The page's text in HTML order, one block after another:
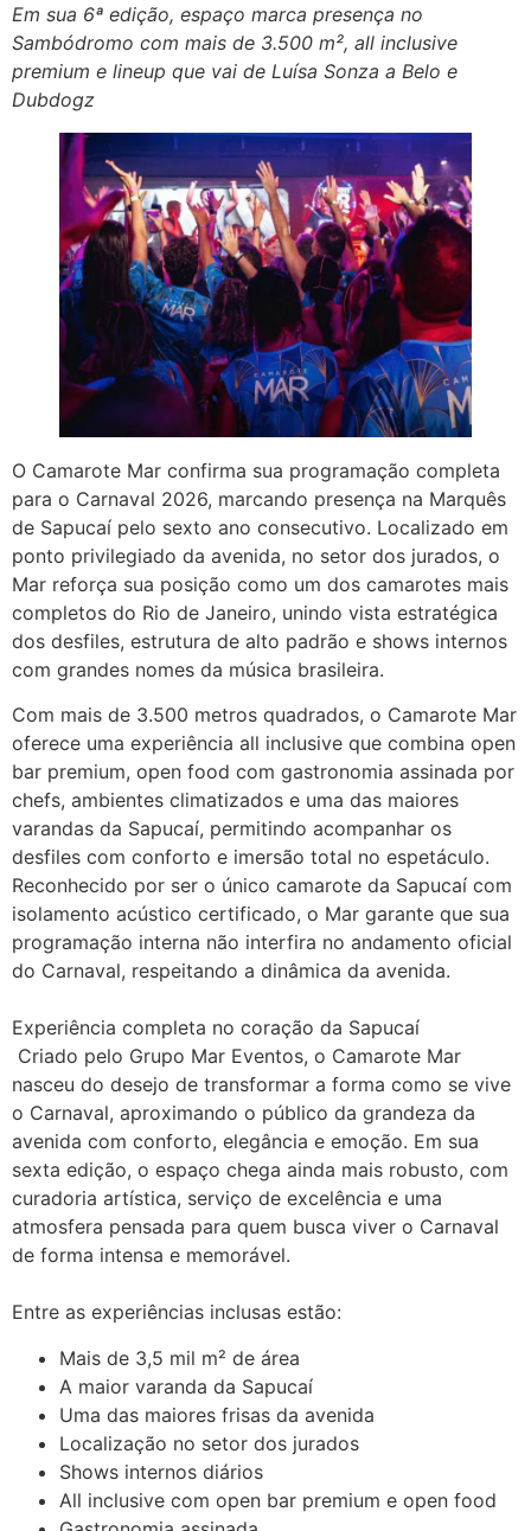
Em sua 6ª edição, espaço marca presença no
Sambódromo com mais de 3.500 m², all inclusive
premium e lineup que vai de Luísa Sonza a Belo e
Dubdogz
O Camarote Mar confirma sua programação completa
para o Carnaval 2026, marcando presença na Marquês
de Sapucaí pelo sexto ano consecutivo. Localizado em
ponto privilegiado da avenida, no setor dos jurados, o
Mar reforça sua posição como um dos camarotes mais
completos do Rio de Janeiro, unindo vista estratégica
dos desfiles, estrutura de alto padrão e shows internos
com grandes nomes da música brasileira.
Com mais de 3.500 metros quadrados, o Camarote Mar
oferece uma experiência all inclusive que combina open
bar premium, open food com gastronomia assinada por
chefs, ambientes climatizados e uma das maiores
varandas da Sapucaí, permitindo acompanhar os
desfiles com conforto e imersão total no espetáculo.
Reconhecido por ser o único camarote da Sapucaí com
isolamento acústico certificado, o Mar garante que sua
programação interna não interfira no andamento oficial
do Carnaval, respeitando a dinâmica da avenida.
Experiência completa no coração da Sapucaí
Criado pelo Grupo Mar Eventos, o Camarote Mar
nasceu do desejo de transformar a forma como se vive
o Carnaval, aproximando o público da grandeza da
avenida com conforto, elegância e emoção. Em sua
sexta edição, o espaço chega ainda mais robusto, com
curadoria artística, serviço de excelência e uma
atmosfera pensada para quem busca viver o Carnaval
de forma intensa e memorável.
Entre as experiências inclusas estão:
Mais de 3,5 mil m² de área
A maior varanda da Sapucaí
Uma das maiores frisas da avenida
Localização no setor dos jurados
Shows internos diários
All inclusive com open bar premium e open food